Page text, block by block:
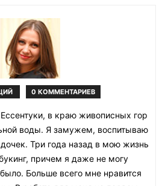
0 КОММЕНТАРИЕВ
в краю живописных гор
воды. Я замужем, воспитываю
Три года назад в мою жизнь
причем я даже не могу
Больше всего мне нравится